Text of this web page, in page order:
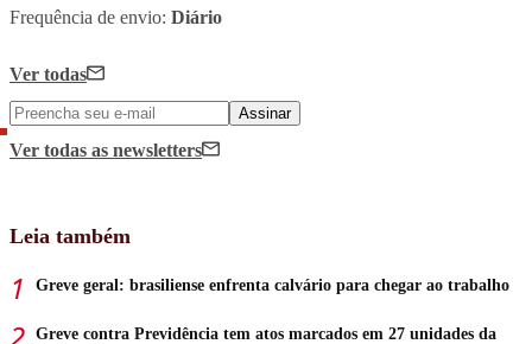
Frequência de envio: Diário
Ver todas
Assinar
Ver todas as newsletters
Leia também
Greve geral: brasiliense enfrenta calvário para chegar ao trabalho
Greve contra Previdência tem atos marcados em 27 unidades da